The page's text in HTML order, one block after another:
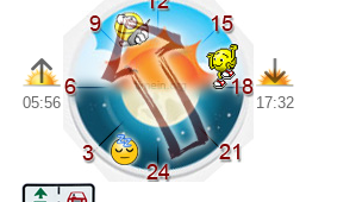
05:56 17:32